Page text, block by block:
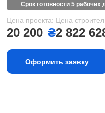
срок готовности 5 рабочих
Цена проекта:
20 200 ₴
Цена
2 822
Оформить заявку